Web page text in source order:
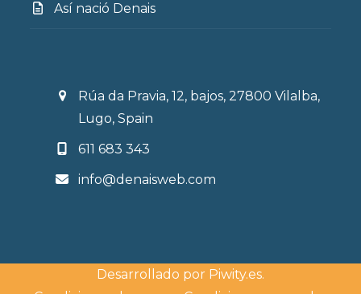
Así nació Denais
Rúa da Pravia, 12, bajos, 27800 Vilalba,
Lugo, Spain
611 683 343
info@denaisweb.com
Desarrollado por Piwity.es.